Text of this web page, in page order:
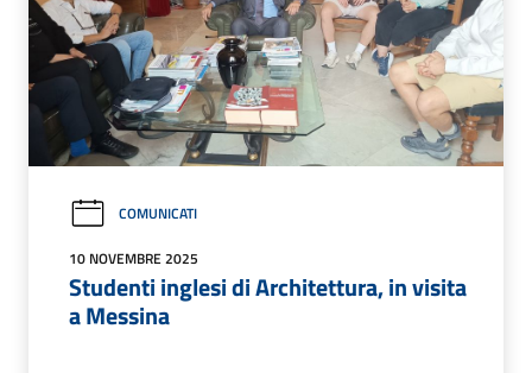
COMUNICATI
10 NOVEMBRE 2025
Studenti inglesi di Architettura, in visita
a Messina